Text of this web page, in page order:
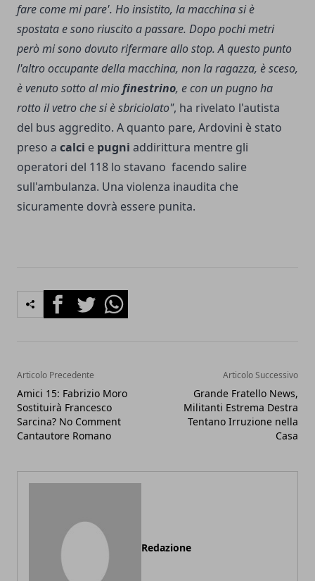
fare come mi pare'. Ho insistito, la macchina si è
spostata e sono riuscito a passare. Dopo pochi metri
però mi sono dovuto rifermare allo stop. A questo punto
l'altro occupante della macchina, non la ragazza, è sceso,
è venuto sotto al miofinestrino, e con un pugno ha
rotto il vetro che si è sbriciolato", ha rivelato l'autista
del bus aggredito. A quanto pare, Ardovini è stato
preso a calci e pugni addirittura mentre gli
operatori del 118 lo stavano facendo salire
sull'ambulanza. Una violenza inaudita che
sicuramente dovrà essere punita.
FacebookTwitterWhatsapp
Articolo Precedente
Amici 15: Fabrizio Moro
Sostituirà Francesco
Sarcina? No Comment
Cantautore Romano
Articolo Successivo
Grande Fratello News,
Militanti Estrema Destra
Tentano Irruzione nella
Casa
Redazione